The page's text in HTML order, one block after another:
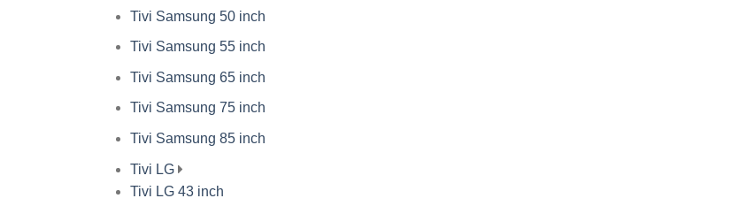
Tivi Samsung 50 inch
Tivi Samsung 55 inch
Tivi Samsung 65 inch
Tivi Samsung 75 inch
Tivi Samsung 85 inch
Tivi LG
Tivi LG 43 inch